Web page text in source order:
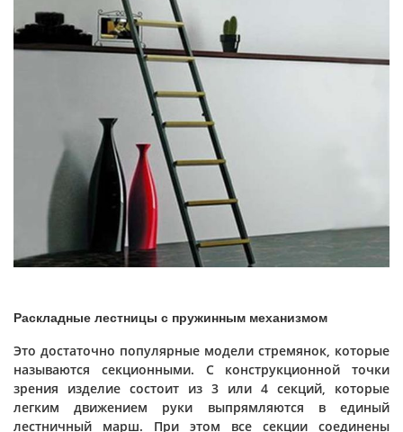
Раскладные лестницы с пружинным механизмом
Это достаточно популярные модели стремянок, которые
называются секционными. С конструкционной точки
зрения изделие состоит из 3 или 4 секций, которые
легким движением руки выпрямляются в единый
лестничный марш. При этом все секции соединены